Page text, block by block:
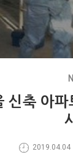
신축 아
2019.04.04